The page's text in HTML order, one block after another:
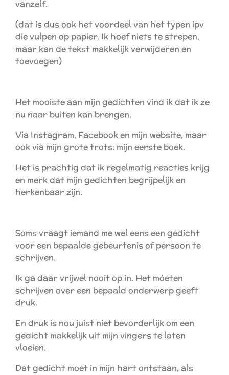
vanzelf.
(dat is dus ook het voordeel van het typen ipv
die vulpen op papier. Ik hoef niets te strepen,
maar kan de tekst makkelijk verwijderen en
toevoegen)
Het mooiste aan mijn gedichten vind ik dat ik ze
nu naar buiten kan brengen.
Via Instagram, Facebook en mijn website, maar
ook via mijn grote trots: mijn eerste boek.
Het is prachtig dat ik regelmatig reacties krijg
en merk dat mijn gedichten begrijpelijk en
herkenbaar zijn.
Soms vraagt iemand me wel eens een gedicht
voor een bepaalde gebeurtenis of persoon te
schrijven.
Ik ga daar vrijwel nooit op in. Het móeten
schrijven over een bepaald onderwerp geeft
druk.
En druk is nou juist niet bevorderlijk om een
gedicht makkelijk uit mijn vingers te laten
vloeien.
Dat gedicht moet in mijn hart ontstaan, als